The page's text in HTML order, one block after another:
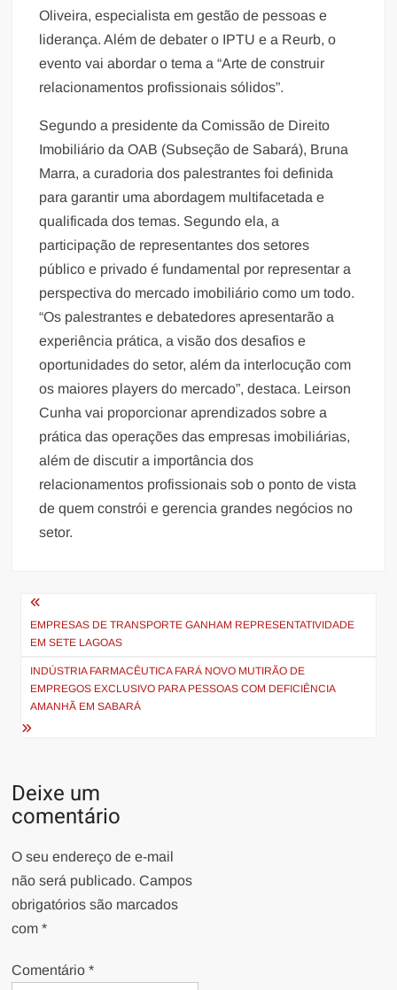
Oliveira, especialista em gestão de pessoas e
liderança. Além de debater o IPTU e a Reurb, o
evento vai abordar o tema a “Arte de construir
relacionamentos profissionais sólidos”.
Segundo a presidente da Comissão de Direito
Imobiliário da OAB (Subseção de Sabará), Bruna
Marra, a curadoria dos palestrantes foi definida
para garantir uma abordagem multifacetada e
qualificada dos temas. Segundo ela, a
participação de representantes dos setores
público e privado é fundamental por representar a
perspectiva do mercado imobiliário como um todo.
“Os palestrantes e debatedores apresentarão a
experiência prática, a visão dos desafios e
oportunidades do setor, além da interlocução com
os maiores players do mercado”, destaca. Leirson
Cunha vai proporcionar aprendizados sobre a
prática das operações das empresas imobiliárias,
além de discutir a importância dos
relacionamentos profissionais sob o ponto de vista
de quem constrói e gerencia grandes negócios no
setor.
Navegação
de
Post
EMPRESAS DE TRANSPORTE GANHAM REPRESENTATIVIDADE
EM SETE LAGOAS
INDÚSTRIA FARMACÊUTICA FARÁ NOVO MUTIRÃO DE
EMPREGOS EXCLUSIVO PARA PESSOAS COM DEFICIÊNCIA
AMANHÃ EM SABARÁ
Deixe um
comentário
O seu endereço de e-mail
não será publicado. Campos
obrigatórios são marcados
com*
Comentário*